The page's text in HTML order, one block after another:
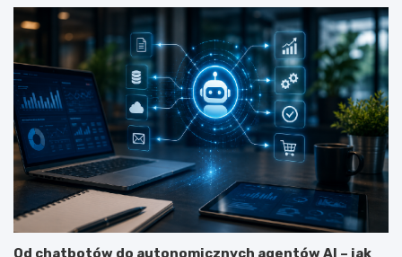
Od chatbotów do autonomicznych agentów AI – jak